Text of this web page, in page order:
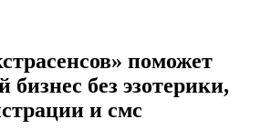
поможет
без эзотерики,
и смс